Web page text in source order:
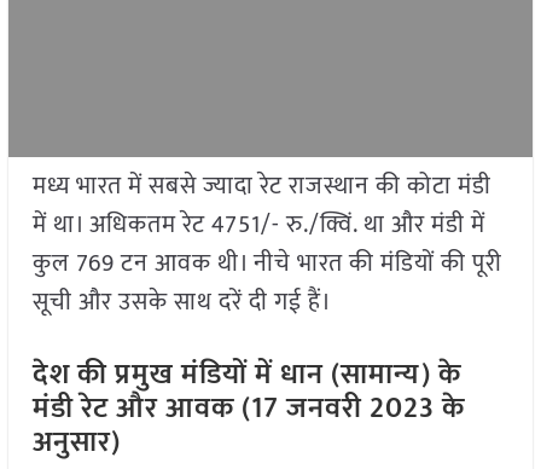
मध्य भारत में सबसे ज्यादा रेट राजस्थान की कोटा मंडी
में था। अधिकतम रेट 4751/- रु./क्विं. था और मंडी में
कुल 769 टन आवक थी। नीचे भारत की मंडियों की पूरी
सूची और उसके साथ दरें दी गई हैं।
देश की प्रमुख मंडियों में धान (सामान्य) के
मंडी रेट और आवक (17 जनवरी 2023 के
अनुसार)